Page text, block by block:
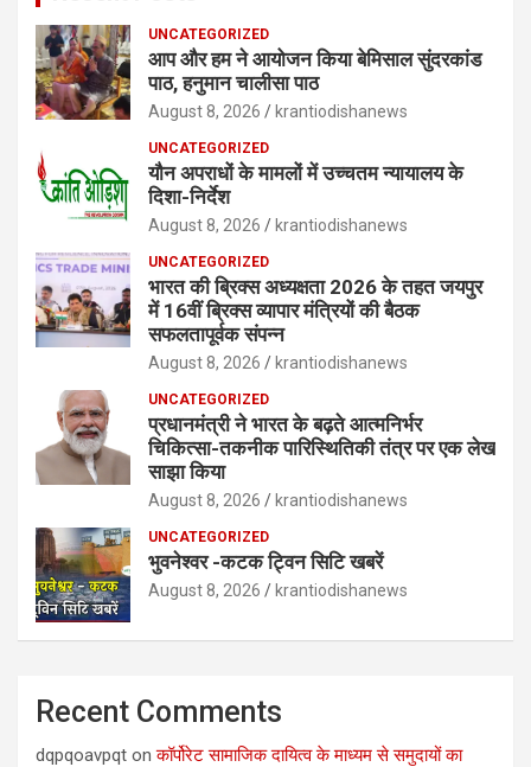
UNCATEGORIZED
आप और हम ने आयोजन किया बेमिसाल सुंदरकांड
पाठ, हनुमान चालीसा पाठ
August 8, 2026 krantiodishanews
UNCATEGORIZED
यौन अपराधों के मामलों में उच्चतम न्यायालय के
दिशा-निर्देश
August 8, 2026 krantiodishanews
UNCATEGORIZED
भारत की ब्रिक्‍स अध्यक्षता 2026 के तहत जयपुर
में 16वीं ब्रिक्‍स व्यापार मंत्रियों की बैठक
सफलतापूर्वक संपन्न
August 8, 2026 krantiodishanews
UNCATEGORIZED
प्रधानमंत्री ने भारत के बढ़ते आत्मनिर्भर
चिकित्सा-तकनीक पारिस्थितिकी तंत्र पर एक लेख
साझा किया
August 8, 2026 krantiodishanews
UNCATEGORIZED
भुवनेश्वर -कटक ट्विन सिटि खबरें
August 8, 2026 krantiodishanews
Recent Comments
dqpqoavpqt onकॉर्पोरेट सामाजिक दायित्व के माध्यम से समुदायों का